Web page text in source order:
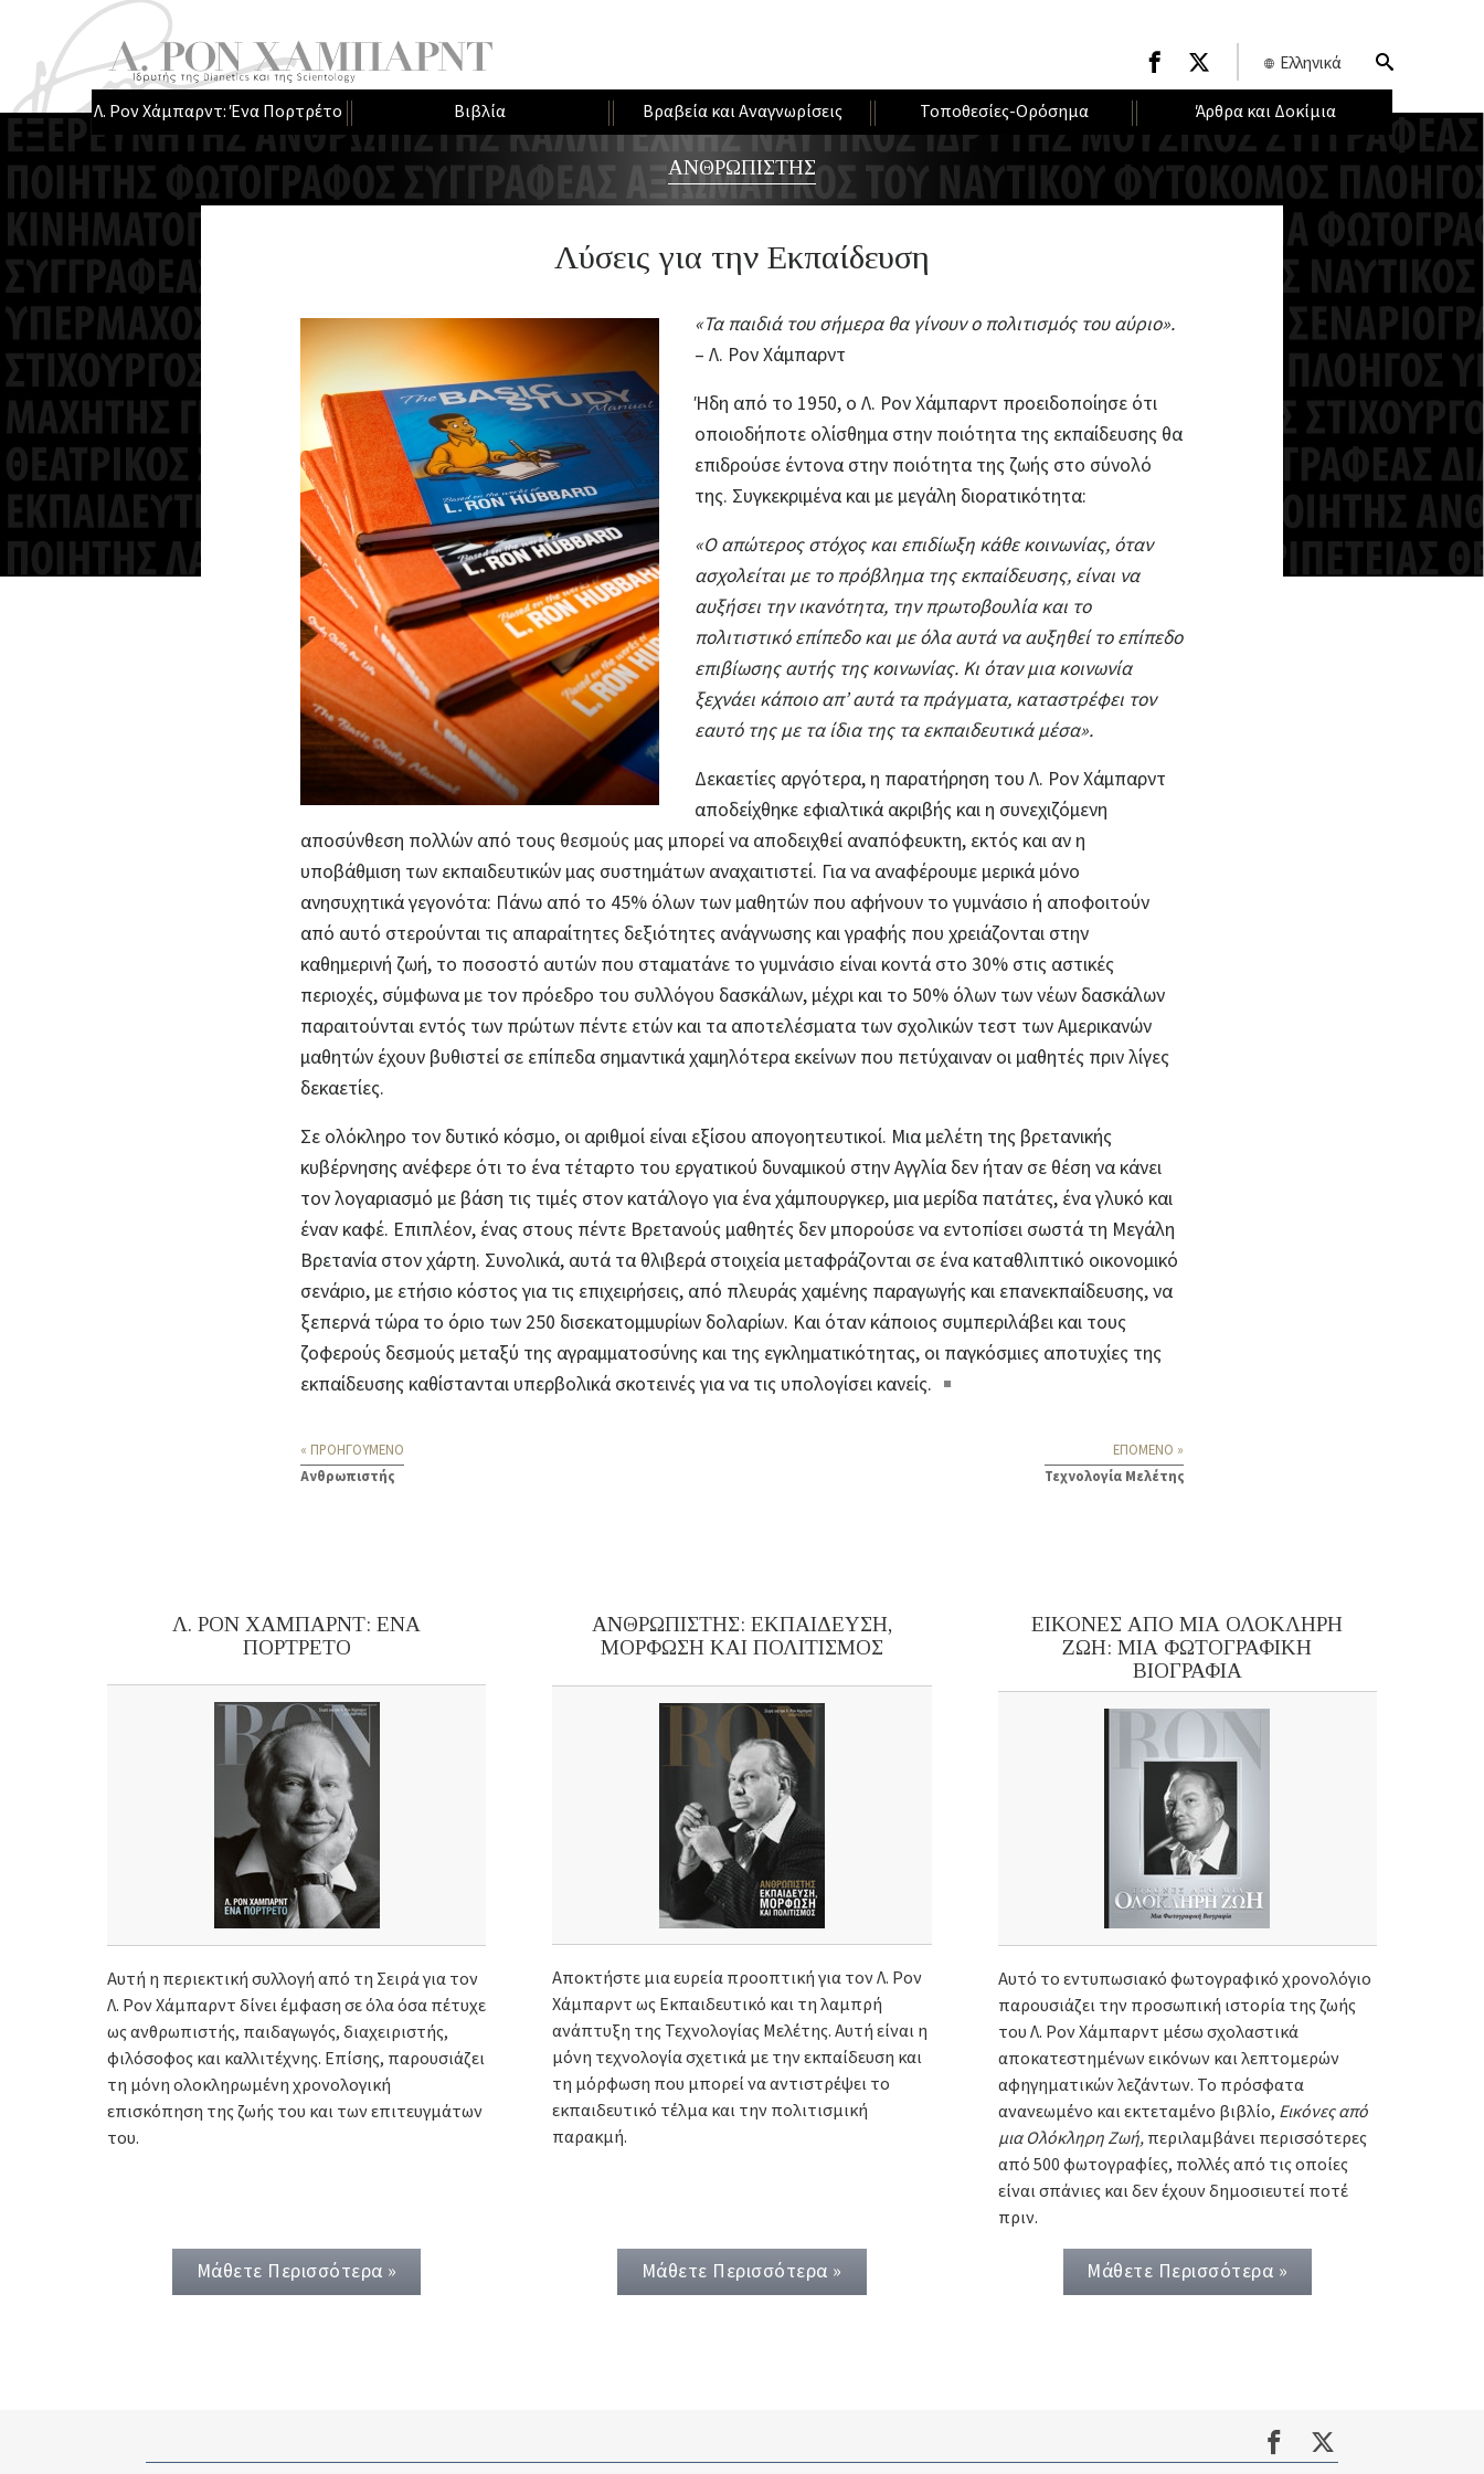
Ελληνικά
Λ. Ρον Χάμπαρντ: Ένα Πορτρέτο Βιβλία Βραβεία και Αναγνωρίσεις Τοποθεσίες-Ορόσημα Άρθρα και Δοκίμια
ΑΝΘΡΩΠΙΣΤΗΣ
Λύσεις για την Εκπαίδευση
«Τα παιδιά του σήμερα θα γίνουν ο πολιτισμός του αύριο».
– Λ. Ρον Χάμπαρντ
Ήδη από το 1950, ο Λ. Ρον Χάμπαρντ προειδοποίησε ότι
οποιοδήποτε ολίσθημα στην ποιότητα της εκπαίδευσης θα
επιδρούσε έντονα στην ποιότητα της ζωής στο σύνολό
της. Συγκεκριμένα και με μεγάλη διορατικότητα:
«Ο απώτερος στόχος και επιδίωξη κάθε κοινωνίας, όταν
ασχολείται με το πρόβλημα της εκπαίδευσης, είναι να
αυξήσει την ικανότητα, την πρωτοβουλία και το
πολιτιστικό επίπεδο και με όλα αυτά να αυξηθεί το επίπεδο
επιβίωσης αυτής της κοινωνίας. Κι όταν μια κοινωνία
ξεχνάει κάποιο απ’ αυτά τα πράγματα, καταστρέφει τον
εαυτό της με τα ίδια της τα εκπαιδευτικά μέσα».
Δεκαετίες αργότερα, η παρατήρηση του Λ. Ρον Χάμπαρντ
αποδείχθηκε εφιαλτικά ακριβής και η συνεχιζόμενη
αποσύνθεση πολλών από τους θεσμούς μας μπορεί να αποδειχθεί αναπόφευκτη, εκτός και αν η
υποβάθμιση των εκπαιδευτικών μας συστημάτων αναχαιτιστεί. Για να αναφέρουμε μερικά μόνο
ανησυχητικά γεγονότα: Πάνω από το 45% όλων των μαθητών που αφήνουν το γυμνάσιο ή αποφοιτούν
από αυτό στερούνται τις απαραίτητες δεξιότητες ανάγνωσης και γραφής που χρειάζονται στην
καθημερινή ζωή, το ποσοστό αυτών που σταματάνε το γυμνάσιο είναι κοντά στο 30% στις αστικές
περιοχές, σύμφωνα με τον πρόεδρο του συλλόγου δασκάλων, μέχρι και το 50% όλων των νέων δασκάλων
παραιτούνται εντός των πρώτων πέντε ετών και τα αποτελέσματα των σχολικών τεστ των Αμερικανών
μαθητών έχουν βυθιστεί σε επίπεδα σημαντικά χαμηλότερα εκείνων που πετύχαιναν οι μαθητές πριν λίγες
δεκαετίες.
Σε ολόκληρο τον δυτικό κόσμο, οι αριθμοί είναι εξίσου απογοητευτικοί. Μια μελέτη της βρετανικής
κυβέρνησης ανέφερε ότι το ένα τέταρτο του εργατικού δυναμικού στην Αγγλία δεν ήταν σε θέση να κάνει
τον λογαριασμό με βάση τις τιμές στον κατάλογο για ένα χάμπουργκερ, μια μερίδα πατάτες, ένα γλυκό και
έναν καφέ. Επιπλέον, ένας στους πέντε Βρετανούς μαθητές δεν μπορούσε να εντοπίσει σωστά τη Μεγάλη
Βρετανία στον χάρτη. Συνολικά, αυτά τα θλιβερά στοιχεία μεταφράζονται σε ένα καταθλιπτικό οικονομικό
σενάριο, με ετήσιο κόστος για τις επιχειρήσεις, από πλευράς χαμένης παραγωγής και επανεκπαίδευσης, να
ξεπερνά τώρα το όριο των 250 δισεκατομμυρίων δολαρίων. Και όταν κάποιος συμπεριλάβει και τους
ζοφερούς δεσμούς μεταξύ της αγραμματοσύνης και της εγκληματικότητας, οι παγκόσμιες αποτυχίες της
εκπαίδευσης καθίστανται υπερβολικά σκοτεινές για να τις υπολογίσει κανείς.
« ΠΡΟΗΓΟΥΜΕΝΟ
Ανθρωπιστής
ΕΠΟΜΕΝΟ »
Τεχνολογία Μελέτης
Λ. ΡΟΝ ΧΑΜΠΑΡΝΤ: ΕΝΑ
ΠΟΡΤΡΕΤΟ
Αυτή η περιεκτική συλλογή από τη Σειρά για τον
Λ. Ρον Χάμπαρντ δίνει έμφαση σε όλα όσα πέτυχε
ως ανθρωπιστής, παιδαγωγός, διαχειριστής,
φιλόσοφος και καλλιτέχνης. Επίσης, παρουσιάζει
τη μόνη ολοκληρωμένη χρονολογική
επισκόπηση της ζωής του και των επιτευγμάτων
του.
Μάθετε Περισσότερα »
ΑΝΘΡΩΠΙΣΤΗΣ: ΕΚΠΑΙΔΕΥΣΗ,
ΜΟΡΦΩΣΗ ΚΑΙ ΠΟΛΙΤΙΣΜΟΣ
Αποκτήστε μια ευρεία προοπτική για τον Λ. Ρον
Χάμπαρντ ως Εκπαιδευτικό και τη λαμπρή
ανάπτυξη της Τεχνολογίας Μελέτης. Αυτή είναι η
μόνη τεχνολογία σχετικά με την εκπαίδευση και
τη μόρφωση που μπορεί να αντιστρέψει το
εκπαιδευτικό τέλμα και την πολιτισμική
παρακμή.
Μάθετε Περισσότερα »
ΕΙΚΟΝΕΣ ΑΠΟ ΜΙΑ ΟΛΟΚΛΗΡΗ
ΖΩΗ: ΜΙΑ ΦΩΤΟΓΡΑΦΙΚΗ
ΒΙΟΓΡΑΦΙΑ
Αυτό το εντυπωσιακό φωτογραφικό χρονολόγιο
παρουσιάζει την προσωπική ιστορία της ζωής
του Λ. Ρον Χάμπαρντ μέσω σχολαστικά
αποκατεστημένων εικόνων και λεπτομερών
αφηγηματικών λεζάντων. Το πρόσφατα
ανανεωμένο και εκτεταμένο βιβλίο, Εικόνες από
μια Ολόκληρη Ζωή,περιλαμβάνει περισσότερες
από 500 φωτογραφίες, πολλές από τις οποίες
είναι σπάνιες και δεν έχουν δημοσιευτεί ποτέ
πριν.
Μάθετε Περισσότερα »